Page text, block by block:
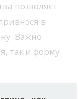
позволяет
в
Важно
так и форму